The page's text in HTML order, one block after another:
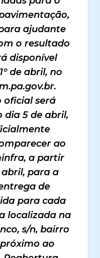
ajudante
o resultado
disponível
de abril, no
oficial será
dia 5 de abril,
ao
a partir
para a
de
para cada
localizada na
s/n, bairro
ao